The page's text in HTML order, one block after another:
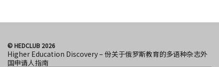
© HEDCLUB 2026
Higher Education Discovery – 份关于俄罗斯教育的多语种杂志外
国申请人指南